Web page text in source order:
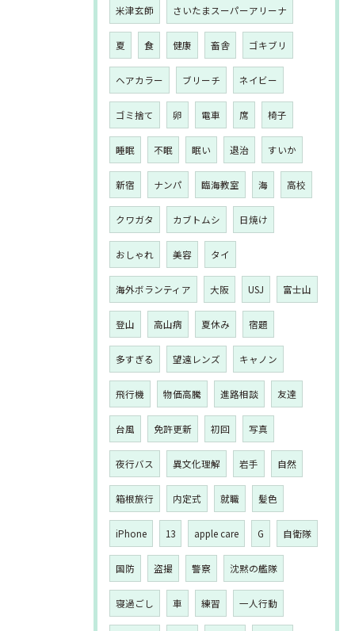
米津玄師 さいたまスーパーアリーナ
夏 食 健康 畜舎 ゴキブリ
ヘアカラー ブリーチ ネイビー
ゴミ捨て 卵 電車 席 椅子
睡眠 不眠 眠い 退治 すいか
新宿 ナンパ 臨海教室 海 高校
クワガタ カブトムシ 日焼け
おしゃれ 美容 タイ
海外ボランティア 大阪 USJ 富士山
登山 高山病 夏休み 宿題
多すぎる 望遠レンズ キャノン
飛行機 物価高騰 進路相談 友達
台風 免許更新 初回 写真
夜行バス 異文化理解 岩手 自然
箱根旅行 内定式 就職 髪色
iPhone 13 apple care G 自衛隊
国防 盗撮 警察 沈黙の艦隊
寝過ごし 車 練習 一人行動